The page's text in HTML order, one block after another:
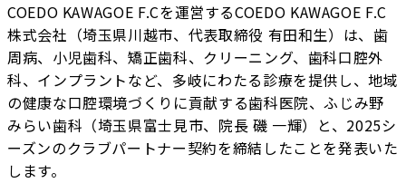
COEDO KAWAGOE F.Cを運営するCOEDO KAWAGOE F.C
株式会社（埼玉県川越市、代表取締役 有田和生）は、歯
周病、小児歯科、矯正歯科、クリーニング、歯科口腔外
科、インプラントなど、多岐にわたる診療を提供し、地域
の健康な口腔環境づくりに貢献する歯科医院、ふじみ野
みらい歯科（埼玉県富士見市、院長 磯 一輝）と、2025シ
ーズンのクラブパートナー契約を締結したことを発表いた
します。